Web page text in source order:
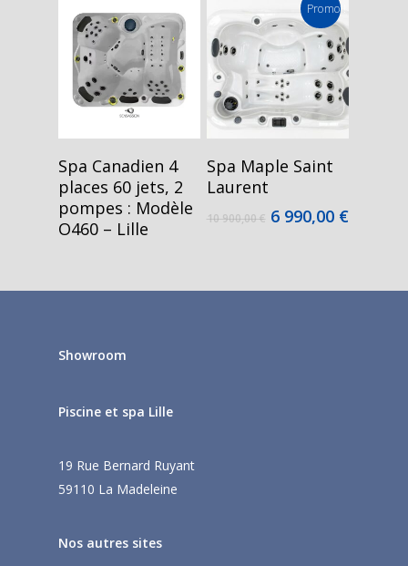
Lire La Suite
Spa Canadien 4
places 60 jets, 2
pompes : Modèle
O460 – Lille
Promo !
Lire La Suite
Spa Maple Saint
Laurent
10 900,00€ Le
10
6 990,00 €Le
6
Showroom
Piscine et spa Lille
19 Rue Bernard Ruyant
59110 La Madeleine
Nos autres sites